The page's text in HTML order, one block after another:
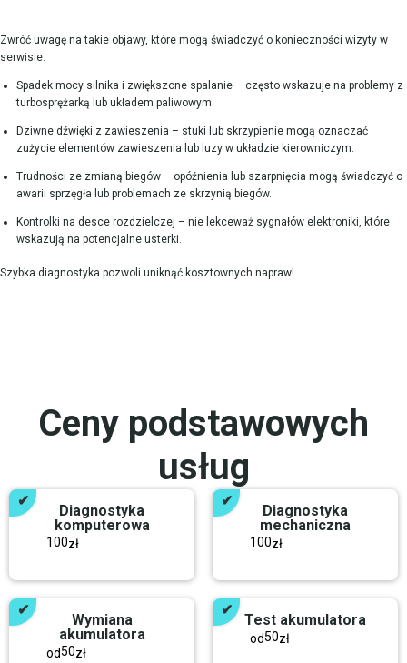
Zwróć uwagę na takie objawy, które mogą świadczyć o konieczności wizyty w
serwisie:
Spadek mocy silnika i zwiększone spalanie – często wskazuje na problemy z
turbosprężarką lub układem paliwowym.
Dziwne dźwięki z zawieszenia – stuki lub skrzypienie mogą oznaczać
zużycie elementów zawieszenia lub luzy w układzie kierowniczym.
Trudności ze zmianą biegów – opóźnienia lub szarpnięcia mogą świadczyć o
awarii sprzęgła lub problemach ze skrzynią biegów.
Kontrolki na desce rozdzielczej – nie lekceważ sygnałów elektroniki, które
wskazują na potencjalne usterki.
Szybka diagnostyka pozwoli uniknąć kosztownych napraw!
Ceny podstawowych
usług
Diagnostyka
komputerowa
100zł
Diagnostyka
mechaniczna
100zł
Wymiana
akumulatora
od50zł
Test akumulatora
od50zł